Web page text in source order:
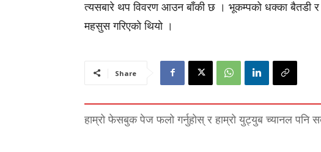
त्यसबारे थप विवरण आउन बाँकी छ । भूकम्पको धक्का बैतडी र
महसुस गरिएकाे थियाे ।
Share
हाम्रो फेसबुक पेज फलो गर्नुहोस् र हाम्रो युट्युब च्यानल पनि